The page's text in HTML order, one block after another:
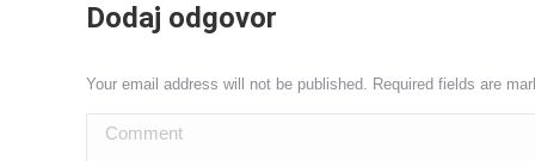
Dodaj odgovor
Your email address will not be published. Required fields are
Comment